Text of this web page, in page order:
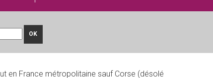
OK
en France métropolitaine sauf Corse (désolé